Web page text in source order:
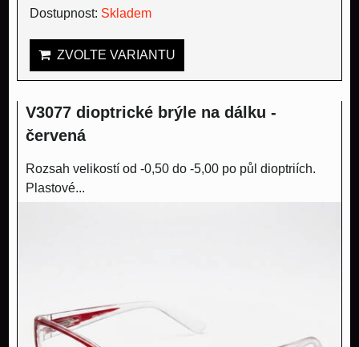
Dostupnost: Skladem
ZVOLTE VARIANTU
V3077 dioptrické brýle na dálku -
červená
Rozsah velikostí od -0,50 do -5,00 po půl dioptriích.
Plastové...